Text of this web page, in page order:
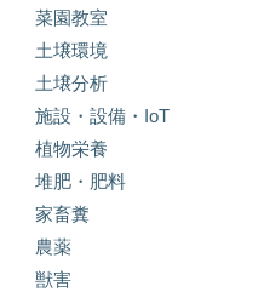
菜園教室
土壌環境
土壌分析
施設・設備・IoT
植物栄養
堆肥・肥料
家畜糞
農薬
獣害